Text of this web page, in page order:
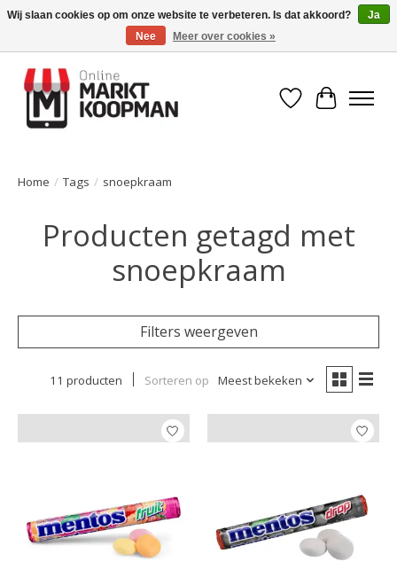
Voor 15:00 besteld, morgen in huis!
Verlanglijst
Home / Tags / snoepkraam
Producten getagd met
snoepkraam
Filters weergeven
11 producten Sorteren op Meest bekeken
Wij slaan cookies op om onze website te verbeteren. Is dat akkoord?
Ja
Nee
Meer over cookies »